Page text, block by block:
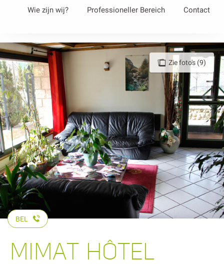
principal
Wie zijn wij? Professioneller Bereich Contact
Zie foto's (9)
BEL
MIMAT HÔTEL